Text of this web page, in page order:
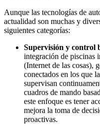
Aunque las tecnologías de
actualidad son muchas y
siguientes categorías:
Supervisión y control
integración de piscinas
(Internet de las cosas),
conectados en los que
supervisan
cuadros de mando
este enfoque es tener
mejora la toma de
proactivas.